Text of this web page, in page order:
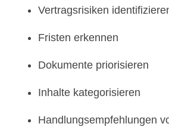
Vertragsrisiken
Fristen erkennen
Dokumente priorisieren
Inhalte kategorisieren
Handlungsempfehlungen